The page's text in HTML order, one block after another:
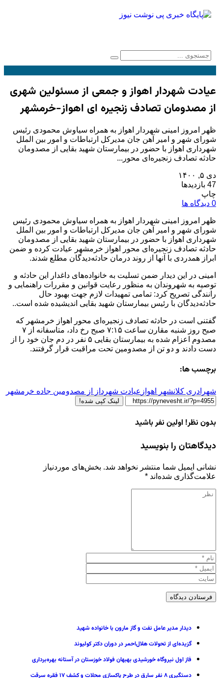
عیادت شهردار اهواز و جمعی از مسئولین شهری
از مصدومان تصادف زنجیره ای اهواز-خرمشهر
ظهر امروز امینی شهردار اهواز به همراه سیاوش محمودی رئیس
شورای شهر و امیر آهن جان مدیرکل ارتباطات و امور بین الملل
شهرداری اهواز با حضور در بیمارستان شهید بقایی از مصدومان
حادثه تصادف زنجیره‌ای محور...
دی ۵, ۱۴۰۰
47 بازدیدها
چاپ
0 دیدگاه ها
ظهر امروز امینی شهردار اهواز به همراه سیاوش محمودی رئیس
شورای شهر و امیر آهن جان مدیرکل ارتباطات و امور بین الملل
شهرداری اهواز با حضور در بیمارستان شهید بقایی از مصدومان
حادثه تصادف زنجیره‌ای محور اهواز خرمشهر عیادت کرده و ضمن
ابراز همدردی با آنها از روند درمان حادثه‌دیدگان مطلع شدند.
امینی در این دیدار ضمن تسلیت به خانواده‌های داغدار این حادثه و
توصیه به شهروندان به منظور رعایت قوانین و مقررات راهنمایی و
رانندگی تصریح کرد: تمامی تمهیدات لازم جهت بهبود حال
حادثه‌دیدگان با رئیس بیمارستان شهید بقایی اندیشیده شده است..
گفتنی است در حادثه تصادف زنجیره‌ای محور اهواز خرمشهر که
صبح روز شنبه مقارن ساعت ۷:۱۵ صبح رخ داد، متاسفانه از ۷
مصدوم اعزام شده به بیمارستان بقایی ۵ نفر در دم جان خود را از
دست دادند و دو تن از مصدومین تحت مراقبت قرار گرفتند.
برچسب ها:
شهرادری کلانشهر اهواز عیادت شهرداز از مصدومین جاده خرمشهر
لینک کپی شده!
بدون نظر! اولین نفر باشید
دیدگاهتان را بنویسید
نشانی ایمیل شما منتشر نخواهد شد. بخش‌های موردنیاز
علامت‌گذاری شده‌اند *
دیدار مدیر عامل نفت و گاز مارون با خانواده شهید
گزیده‌ای از تحولات هلال‌احمر در دوران دکتر کولیوند
فاز اول نیروگاه خورشیدی بهبهان فولاد خوزستان در آستانه بهره‌برداری
دستگیری ۸ نفر سارق در طرح پاکسازی محلات و کشف ۱۷ فقره سرقت